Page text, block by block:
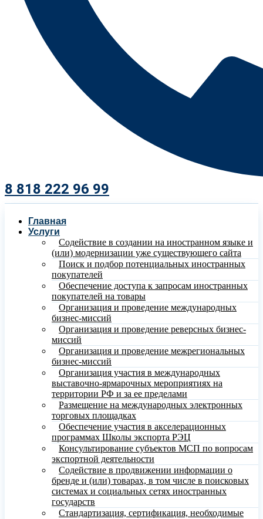
8 818 222 96 99​
Главная
Услуги
Содействие в создании на иностранном языке и
(или) модернизации уже существующего сайта
Поиск и подбор потенциальных иностранных
покупателей
Обеспечение доступа к запросам иностранных
покупателей на товары
Организация и проведение международных
бизнес-миссий
Организация и проведение реверсных бизнес-
миссий
Организация и проведение межрегиональных
бизнес-миссий
Организация участия в международных
выставочно-ярмарочных мероприятиях на
территории РФ и за ее пределами
Размещение на международных электронных
торговых площадках
Обеспечение участия в акселерационных
программах Школы экспорта РЭЦ
Консультирование субъектов МСП по вопросам
экспортной деятельности
Содействие в продвижении информации о
бренде и (или) товарах, в том числе в поисковых
системах и социальных сетях иностранных
государств
Стандартизация, сертификация, необходимые